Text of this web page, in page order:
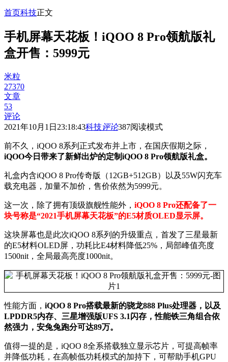
首页科技正文
手机屏幕天花板！iQOO 8 Pro领航版礼
盒开售：5999元
米粒
27370
文章
53
评论
2021年10月1日23:18:43科技评论387阅读模式
前不久，iQOO 8系列正式发布并上市，在国庆假期之际，
iQOO今日带来了新鲜出炉的定制iQOO 8 Pro领航版礼盒。
礼盒内含iQOO 8 Pro传奇版（12GB+512GB）以及55W闪充车
载充电器，加量不加价，售价依然为5999元。
这一次，除了拥有顶级旗舰性能外， iQOO 8 Pro还配备了一
块号称是“2021手机屏幕天花板”的E5材质OLED显示屏。
这块屏幕也是此次iQOO 8系列的升级重点，首发了三星最新
的E5材料OLED屏，功耗比E4材料降低25%，局部峰值亮度
1500nit，全局最高亮度1000nit。
性能方面， iQOO 8 Pro搭载最新的骁龙888 Plus处理器，以及
LPDDR5内存、三星增强版UFS 3.1闪存，性能铁三角组合依
然强力，安兔兔跑分可达89万。
值得一提的是，iQOO 8全系搭载独立显示芯片，可提高帧率
并降低功耗，在高帧低功耗模式的加持下，可帮助手机GPU